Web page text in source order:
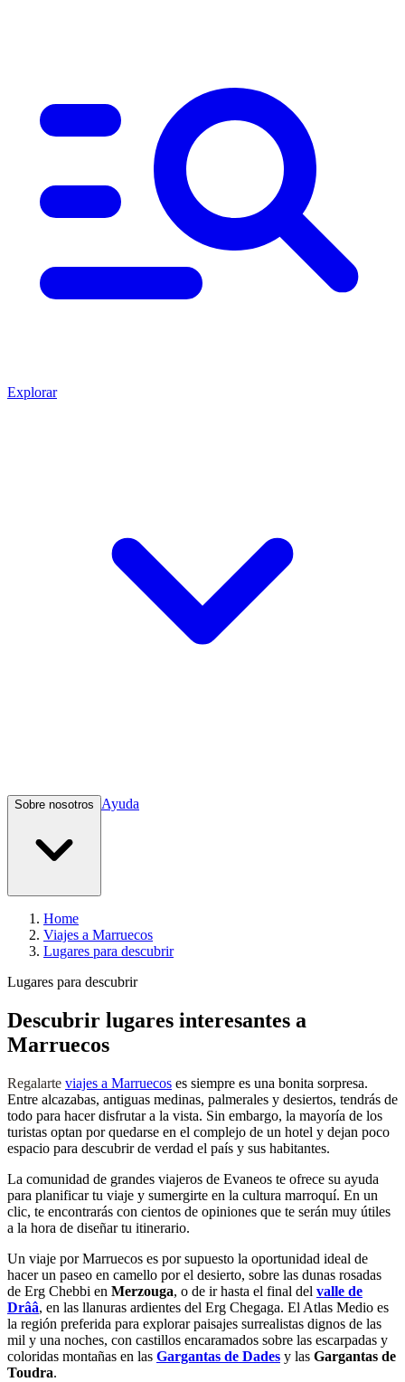
Explorar
Sobre nosotros Ayuda
Home
Viajes a Marruecos
Lugares para descubrir
Lugares para descubrir
Descubrir lugares interesantes a
Marruecos
Regalarte viajes a Marruecos es siempre es una bonita sorpresa.
Entre alcazabas, antiguas medinas, palmerales y desiertos, tendrás de
todo para hacer disfrutar a la vista. Sin embargo, la mayoría de los
turistas optan por quedarse en el complejo de un hotel y dejan poco
espacio para descubrir de verdad el país y sus habitantes.
La comunidad de grandes viajeros de Evaneos te ofrece su ayuda
para planificar tu viaje y sumergirte en la cultura marroquí. En un
clic, te encontrarás con cientos de opiniones que te serán muy útiles
a la hora de diseñar tu itinerario.
Un viaje por Marruecos es por supuesto la oportunidad ideal de
hacer un paseo en camello por el desierto, sobre las dunas rosadas
de Erg Chebbi en Merzouga, o de ir hasta el final del valle de
Drââ, en las llanuras ardientes del Erg Chegaga. El Atlas Medio es
la región preferida para explorar paisajes surrealistas dignos de las
mil y una noches, con castillos encaramados sobre las escarpadas y
coloridas montañas en las Gargantas de Dades y las Gargantas de
Toudra.